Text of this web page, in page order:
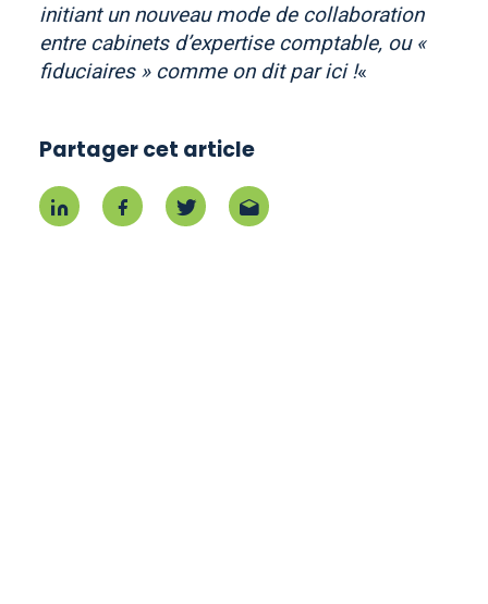
initiant un nouveau mode de collaboration
entre cabinets d’expertise comptable, ou «
fiduciaires » comme on dit par ici !«
Partager cet article
Partager sur Linkedin
Partager sur Facebook
Partager sur Twitter
Partager par mail